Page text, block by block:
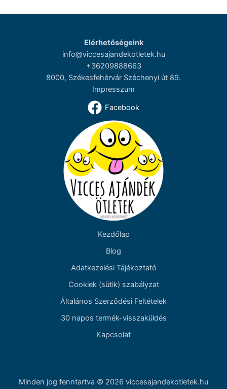
Elérhetőségeink
info@viccesajandekotletek.hu
+36209888663
8000, Székesfehérvár Széchenyi út 89.
Impresszum
Facebook
Kezdőlap
Blog
Adatkezelési Tájékoztató
Cookiek (sütik) szabályzat
Általános Szerződési Feltételek
30 napos termék-visszaküldés
Kapcsolat
Minden jog fenntartva © 2026 viccesajandekotletek.hu